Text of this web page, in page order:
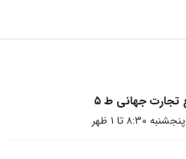
جهانی ط ۵